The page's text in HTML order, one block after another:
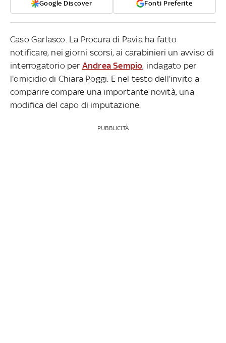
Google Discover Fonti Preferite
Caso Garlasco. La Procura di Pavia ha fatto
notificare, nei giorni scorsi, ai carabinieri un avviso di
interrogatorio per Andrea Sempio, indagato per
l'omicidio di Chiara Poggi. E nel testo dell'invito a
comparire compare una importante novità, una
modifica del capo di imputazione.
PUBBLICITÀ